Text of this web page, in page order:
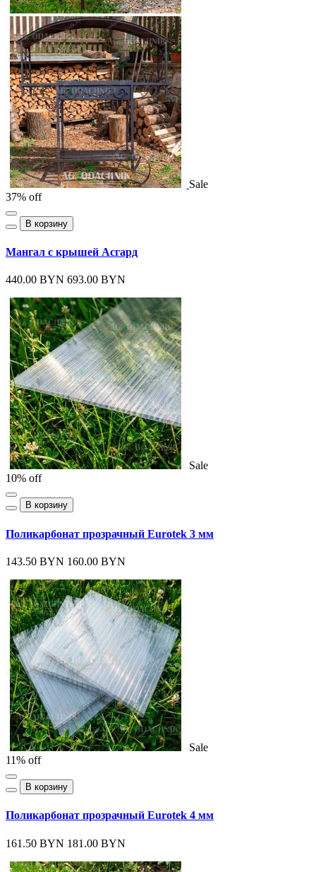
Sale
37% off
В корзину
Мангал с крышей Асгард
440.00 BYN 693.00 BYN
Sale
10% off
В корзину
Поликарбонат прозрачный Eurotek 3 мм
143.50 BYN 160.00 BYN
Sale
11% off
В корзину
Поликарбонат прозрачный Eurotek 4 мм
161.50 BYN 181.00 BYN